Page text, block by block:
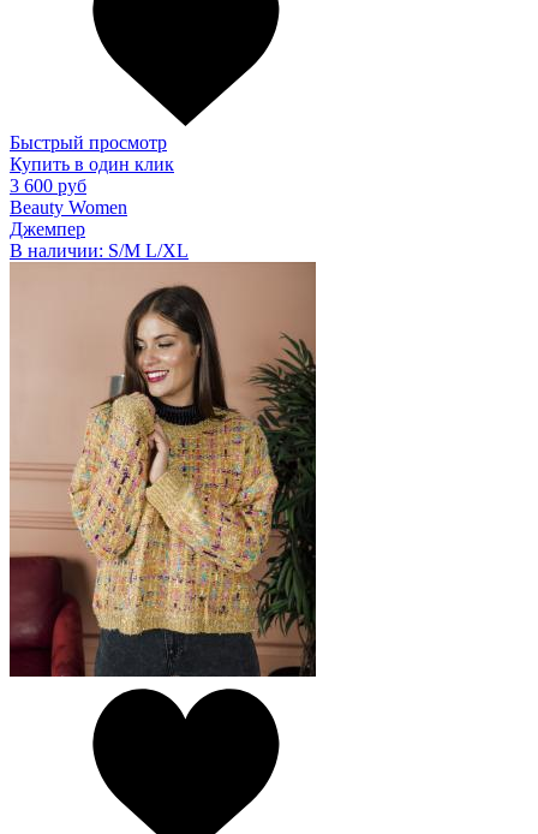
Быстрый просмотр
Купить в один клик
3 600 руб
Beauty Women
Джемпер
В наличии: S/M L/XL